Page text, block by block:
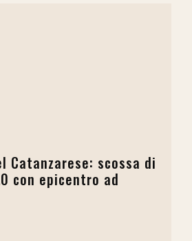
Catanzarese: scossa di
con epicentro ad